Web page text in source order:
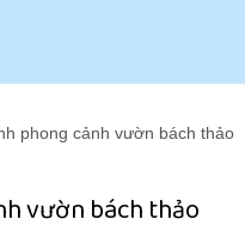
phong cảnh vườn bách thảo
vườn bách thảo